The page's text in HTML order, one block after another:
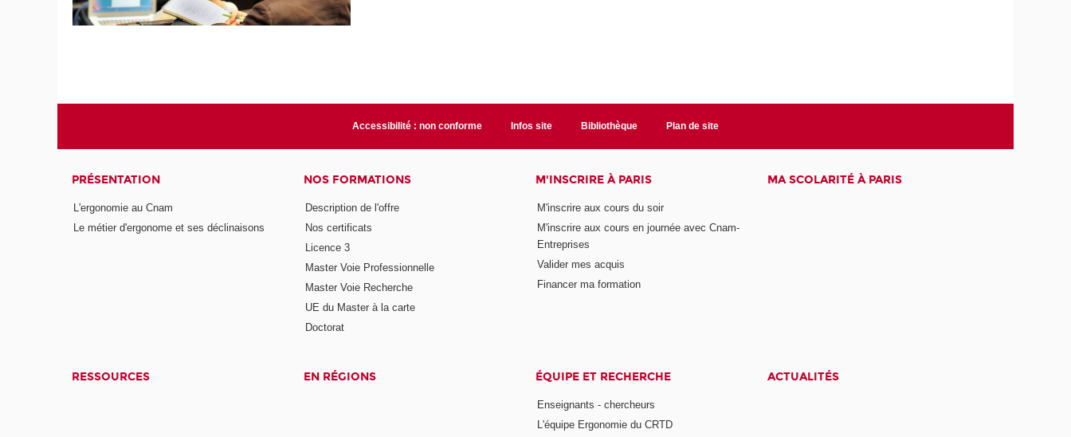
Accessibilité : non conforme Infos site Bibliothèque Plan de site
PRÉSENTATION
L'ergonomie au Cnam
Le métier d'ergonome et ses déclinaisons
NOS FORMATIONS
Description de l'offre
Nos certificats
Licence 3
Master Voie Professionnelle
Master Voie Recherche
UE du Master à la carte
Doctorat
M'INSCRIRE À PARIS
M'inscrire aux cours du soir
M'inscrire aux cours en journée avec Cnam-
Entreprises
Valider mes acquis
Financer ma formation
MA SCOLARITÉ À PARIS
RESSOURCES EN RÉGIONS ÉQUIPE ET RECHERCHE
Enseignants - chercheurs
L'équipe Ergonomie du CRTD
ACTUALITÉS